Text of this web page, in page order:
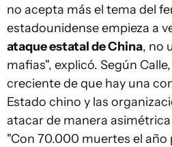
no acepta más el tema del
estadounidense empieza a
ataque estatal de China, no
mafias", explicó. Según
creciente de que hay una
Estado chino y las
atacar de manera
"Con 70.000 muertes el